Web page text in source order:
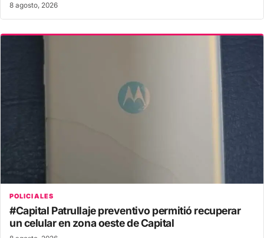
8 agosto, 2026
POLICIALES
#Capital Patrullaje preventivo permitió recuperar
un celular en zona oeste de Capital